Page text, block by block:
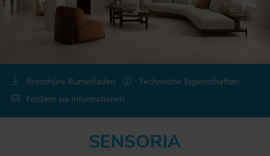
Broschüre Runterladen
Technische Eigenschaften
Fordern sie informationen
SENSORIA